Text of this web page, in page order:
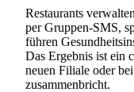
Restaurants
per Gruppen-SMS,
führen
Das Ergebnis ist ein
neuen Filiale oder
zusammenbricht.